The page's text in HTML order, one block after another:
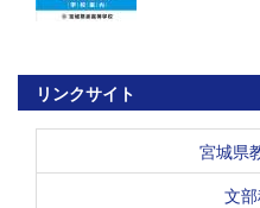
リンクサイト
宮城県
文